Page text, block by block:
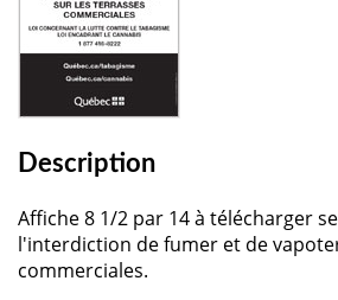
Description
Affiche 8 1/2 par 14 à télécharger
l'interdiction de fumer et de
commerciales.